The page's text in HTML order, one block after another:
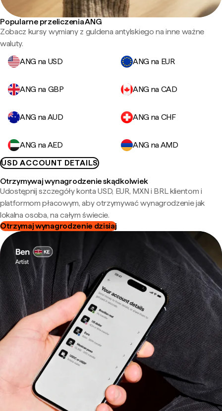
Popularne przeliczenia ANG
Zobacz kursy wymiany z guldena antylskiego na inne ważne
waluty.
ANG na USD
ANG na EUR
ANG na GBP ANG na CAD
ANG na AUD ANG na CHF
ANG na AED
ANG na AMD
USD ACCOUNT DETAILS
Otrzymywaj wynagrodzenie skądkolwiek
Udostępnij szczegóły konta USD, EUR, MXN i BRL klientom i
platformom płacowym, aby otrzymywać wynagrodzenie jak
lokalna osoba, na całym świecie.
Otrzymaj wynagrodzenie dzisiaj